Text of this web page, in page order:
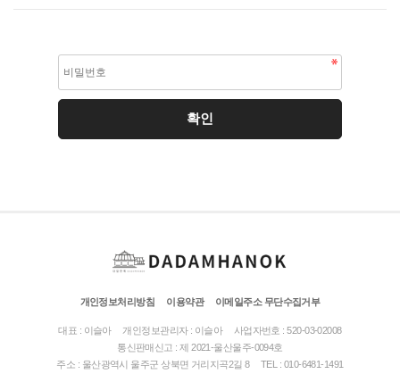
개인정보처리방침 이용약관 이메일주소 무단수집거부
대표 : 이슬아 개인정보관리자 : 이슬아
사업자번호 : 520-03-02008
통신판매신고 : 제 2021-울산울주-0094호
주소 : 울산광역시 울주군 상북면 거리지곡2길 8
TEL : 010-6481-1491